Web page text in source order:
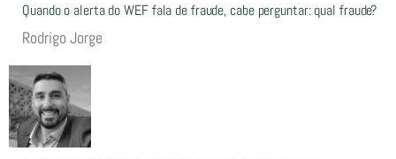
Quando o alerta do WEF fala de fraude, cabe perguntar: qual fraude?
Rodrigo Jorge